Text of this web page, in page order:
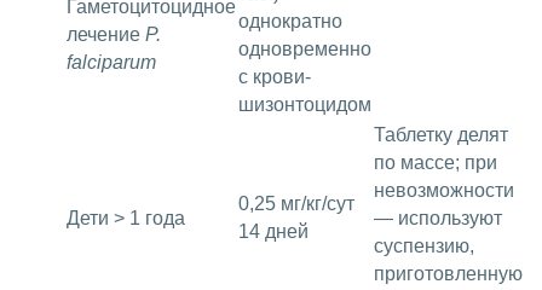
Гаметоцитоцидное
лечение P.
falciparum
однократно
одновременно
с крови-
шизонтоцидом
Дети > 1 года
0,25 мг/кг/сут
14 дней
Таблетку делят
по массе; при
невозможности
— используют
суспензию,
приготовленную